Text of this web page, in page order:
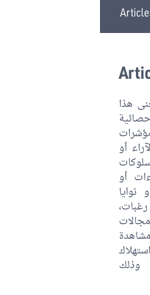
هذا
أو
أو
نوايا
وذلك